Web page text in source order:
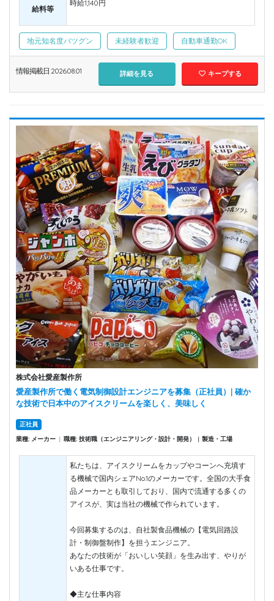
給料等
時給1,140円
地元知名度バツグン 未経験者歓迎 自動車通勤OK
情報掲載日 2026.08.01 詳細を見る キープする
株式会社愛産製作所
愛産製作所で働く電気制御設計エンジニアを募集（正社員）| 確か
な技術で日本中のアイスクリームを楽しく、美味しく
正社員
業種: メーカー | 職種: 技術職（エンジニアリング・設計・開発） | 製造・工場
私たちは、アイスクリームをカップやコーンへ充填す
る機械で国内シェアNo.1のメーカーです。全国の大手食
品メーカーとも取引しており、国内で流通する多くの
アイスが、実は当社の機械で作られています。
今回募集するのは、自社製食品機械の【電気回路設
計・制御盤制作】を担うエンジニア。
あなたの技術が「おいしい笑顔」を生み出す、やりが
いある仕事です。
◆主な仕事内容